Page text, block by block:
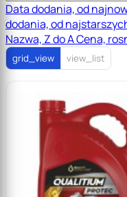
Data dodania, od
dodania, od
Nazwa, Z do ACena,
grid_view view_list